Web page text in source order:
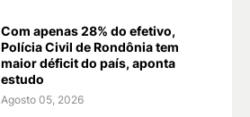
Com apenas 28% do efetivo,
Polícia Civil de Rondônia tem
maior déficit do país, aponta
estudo
Agosto 05, 2026